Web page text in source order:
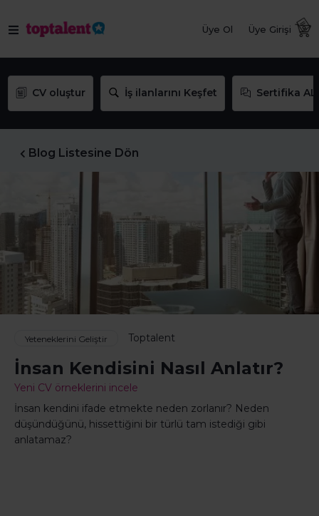
Üye Ol Üye Girişi
CV oluştur İş ilanlarını Keşfet Sertifika AL
Blog Listesine Dön
Yeteneklerini Geliştir Toptalent
İnsan Kendisini Nasıl Anlatır?
Yeni CV örneklerini incele
İnsan kendini ifade etmekte neden zorlanır? Neden
düşündüğünü, hissettiğini bir türlü tam istediği gibi
anlatamaz?